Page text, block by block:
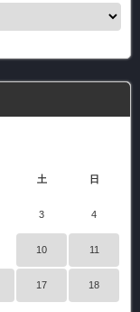
土 日
3 4
10 11
17 18